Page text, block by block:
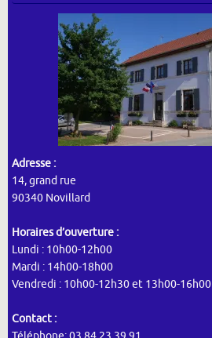
Adresse :
14, grand rue
90340 Novillard
Horaires d’ouverture :
Lundi : 10h00-12h00
Mardi : 14h00-18h00
Vendredi : 10h00-12h30 et 13h00-16h00
Contact :